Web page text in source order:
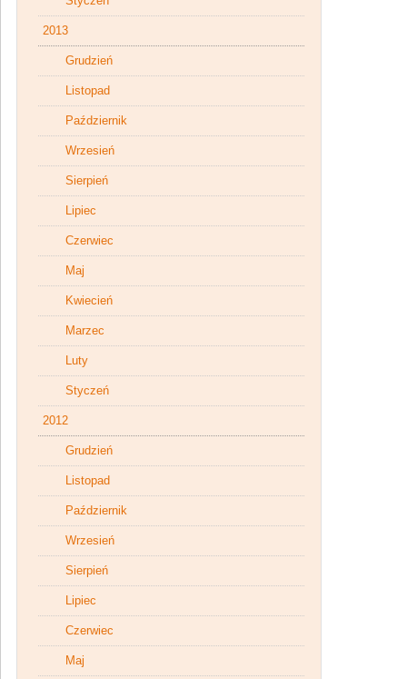
2013
Grudzień
Listopad
Październik
Wrzesień
Sierpień
Lipiec
Czerwiec
Maj
Kwiecień
Marzec
Luty
Styczeń
2012
Grudzień
Listopad
Październik
Wrzesień
Sierpień
Lipiec
Czerwiec
Maj